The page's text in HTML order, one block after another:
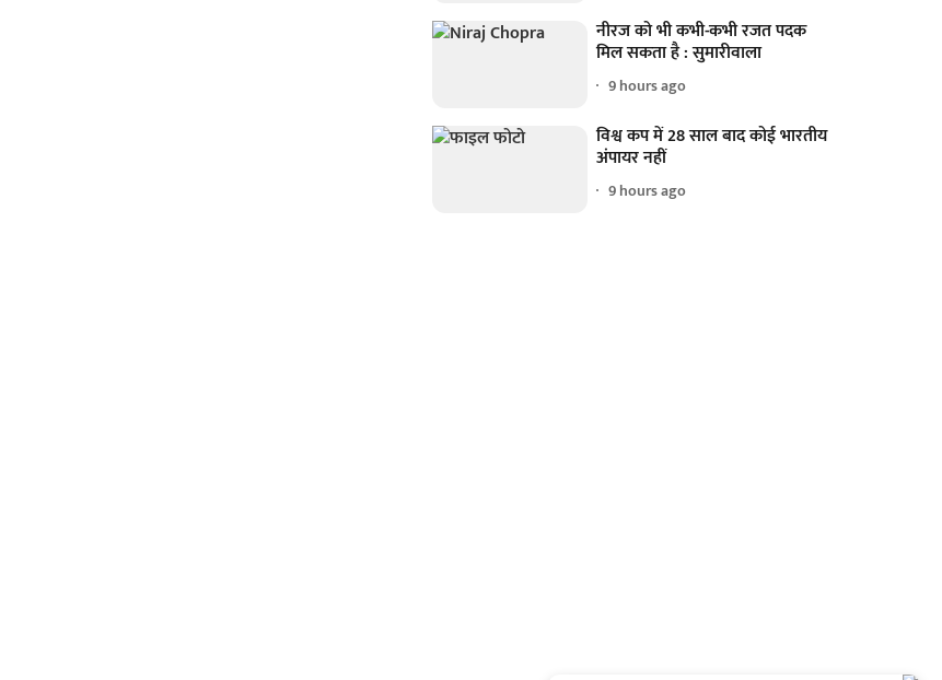
नीरज को भी कभी-कभी रजत पदक
मिल सकता है : सुमारीवाला
9 hours ago
विश्व कप में 28 साल बाद कोई भारतीय
अंपायर नहीं
9 hours ago